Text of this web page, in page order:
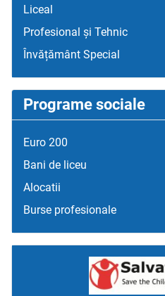
Liceal
Profesional și Tehnic
Învățământ Special
Programe sociale
Euro 200
Bani de liceu
Alocatii
Burse profesionale